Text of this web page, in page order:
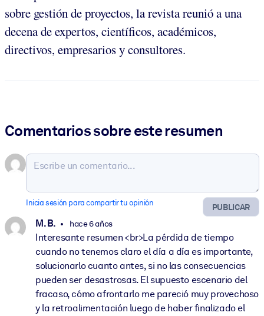
sobre gestión de proyectos, la revista reunió a una
decena de expertos, científicos, académicos,
directivos, empresarios y consultores.
Comentarios sobre este resumen
PUBLICAR
Inicia sesión para compartir tu opinión
M. B. hace 6 años
Interesante resumen <br>La pérdida de tiempo
cuando no tenemos claro el día a día es importante,
solucionarlo cuanto antes, si no las consecuencias
pueden ser desastrosas. El supuesto escenario del
fracaso, cómo afrontarlo me pareció muy provechoso
y la retroalimentación luego de haber finalizado el